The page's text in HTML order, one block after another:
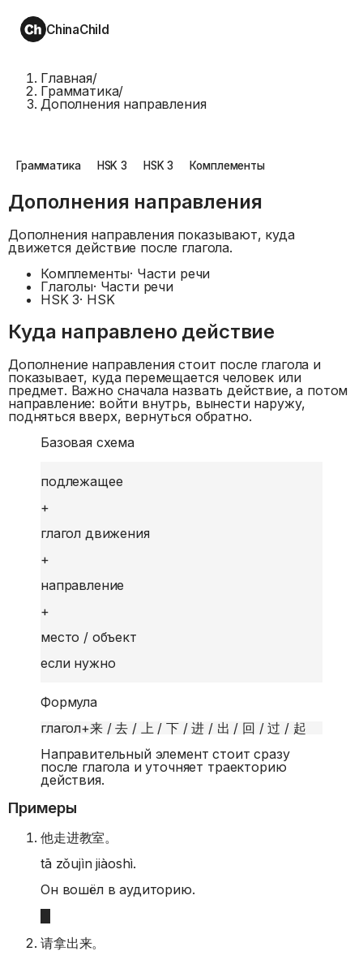
ChinaChild
Главная/
Грамматика/
Дополнения направления
Грамматика HSK 3 HSK 3 Комплементы
Дополнения направления
Дополнения направления показывают, куда
движется действие после глагола.
Комплементы· Части речи
Глаголы· Части речи
HSK 3· HSK
Куда направлено действие
Дополнение направления стоит после глагола и
показывает, куда перемещается человек или
предмет. Важно сначала назвать действие, а потом
направление: войти внутрь, вынести наружу,
подняться вверх, вернуться обратно.
Базовая схема
подлежащее
+
глагол движения
+
направление
+
место / объект
если нужно
Формула
глагол+来 / 去 / 上 / 下 / 进 / 出 / 回 / 过 / 起
Направительный элемент стоит сразу
после глагола и уточняет траекторию
действия.
Примеры
他走进教室。
tā zǒujìn jiàoshì.
Он вошёл в аудиторию.
请拿出来。